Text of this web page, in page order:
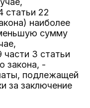
статьи 22
наиболее
сумму
3 статьи
закона, -
подлежащей
за заключение